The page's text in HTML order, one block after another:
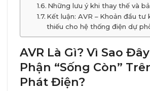
Những lưu ý khi thay thế và
Kết luận: AVR – Khoản đầu tư
thiếu cho hệ thống điện dự
AVR Là Gì? Vì Sao
Phận “Sống Còn”
Phát Điện?